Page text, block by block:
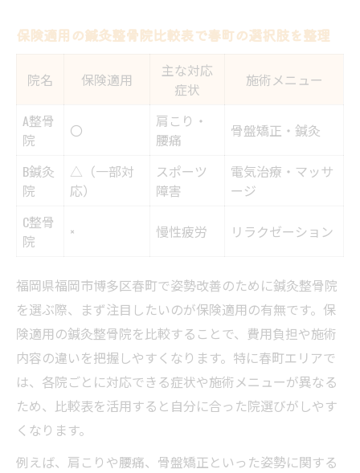
保険適用の鍼灸整骨院比較表で春町の選択肢を整理
院名 保険適用
主な対応
症状
施術メニュー
A整骨
院
〇
肩こり・
腰痛
骨盤矯正・鍼灸
B鍼灸
院
△（一部対
応）
スポーツ
障害
電気治療・マッサ
ージ
C整骨
院
× 慢性疲労 リラクゼーション
福岡県福岡市博多区春町で姿勢改善のために鍼灸整骨院
を選ぶ際、まず注目したいのが保険適用の有無です。保
険適用の鍼灸整骨院を比較することで、費用負担や施術
内容の違いを把握しやすくなります。特に春町エリアで
は、各院ごとに対応できる症状や施術メニューが異なる
ため、比較表を活用すると自分に合った院選びがしやす
くなります。
例えば、肩こりや腰痛、骨盤矯正といった姿勢に関する